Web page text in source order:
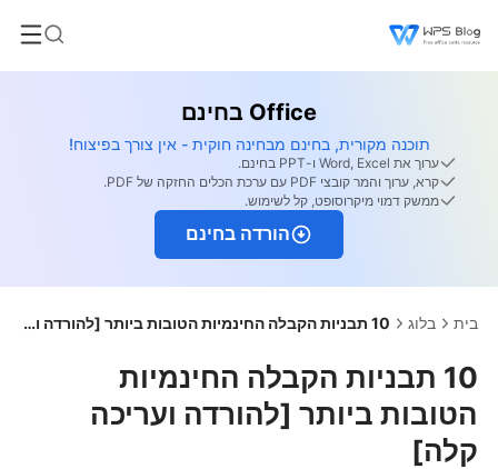
Office בחינם
תוכנה מקורית, בחינם מבחינה חוקית - אין צורך בפיצוח!
ערוך את Word, Excel ו-PPT בחינם.
קרא, ערוך והמר קובצי PDF עם ערכת הכלים החזקה של PDF.
ממשק דמוי מיקרוסופט, קל לשימוש.
הורדה בחינם
בית בלוג 10 תבניות הקבלה החינמיות הטובות ביותר [להורדה ועריכה קלה]
10 תבניות הקבלה החינמיות
הטובות ביותר [להורדה ועריכה
קלה]